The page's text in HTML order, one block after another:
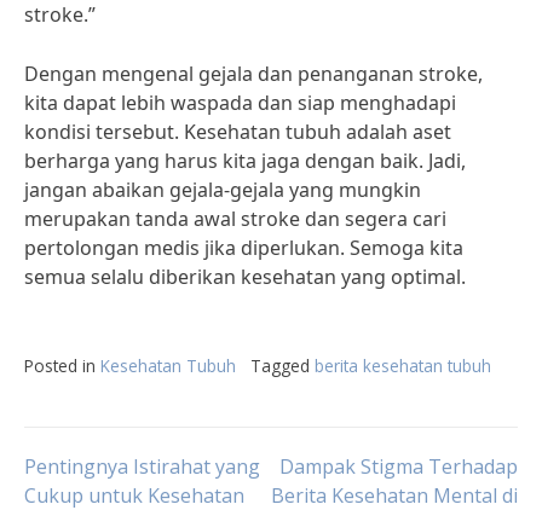
stroke.”
Dengan mengenal gejala dan penanganan stroke,
kita dapat lebih waspada dan siap menghadapi
kondisi tersebut. Kesehatan tubuh adalah aset
berharga yang harus kita jaga dengan baik. Jadi,
jangan abaikan gejala-gejala yang mungkin
merupakan tanda awal stroke dan segera cari
pertolongan medis jika diperlukan. Semoga kita
semua selalu diberikan kesehatan yang optimal.
Posted in Kesehatan Tubuh Tagged berita kesehatan tubuh
Post
Pentingnya Istirahat yang
Cukup untuk Kesehatan
Dampak Stigma Terhadap
Berita Kesehatan Mental di